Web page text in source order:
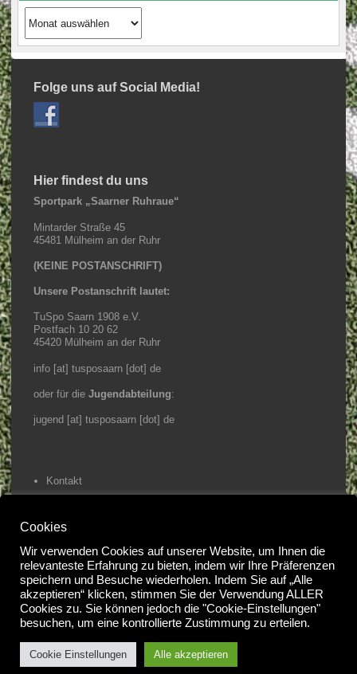
Archiv
Beiträge
Folge uns auf Social Media!
Hier findest du uns
Sportpark „Saarner Ruhraue“
Mintarder Straße 45
45481 Mülheim an der Ruhr
(KEINE POSTANSCHRIFT)
Unsere Postanschrift lautet:
TuSpo Saarn 1908 e.V.
Postfach 10 20 62
45420 Mülheim an der Ruhr
info [at] tusposaarn [dot] de
oder für die Jugendabteilung:
jugend [at] tusposaarn [dot] de
Kontakt
Home
@2023 Tuspo Saarn e.V.
Cookies
Wir verwenden Cookies auf unserer Website, um Ihnen die
relevanteste Erfahrung zu bieten, indem wir Ihre Präferenzen
speichern und Besuche wiederholen. Indem Sie auf „Alle
akzeptieren“ klicken, stimmen Sie der Verwendung ALLER
Cookies zu. Sie können jedoch die "Cookie-Einstellungen"
besuchen, um eine kontrollierte Zustimmung zu erteilen.
Cookie Einstellungen Alle akzeptieren